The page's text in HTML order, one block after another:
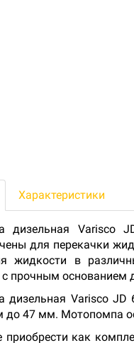
Характеристики
дизельная Varisco
для перекачки
жидкости в
прочным основанием
дизельная Varisco JD
до 47 мм. Мотопомпа
как